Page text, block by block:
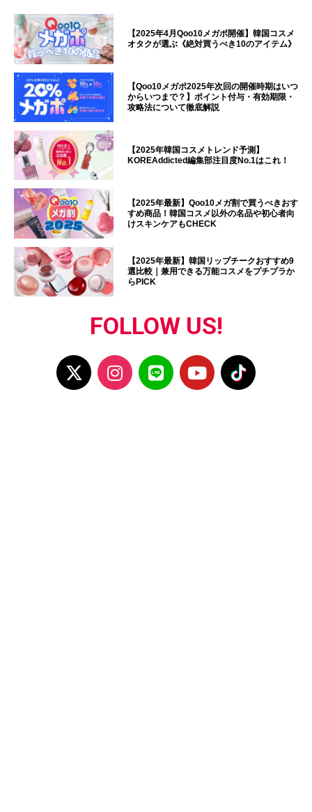
【2025年4月Qoo10メガポ開催】韓国コスメ
オタクが選ぶ《絶対買うべき10のアイテム》
【Qoo10メガポ2025年次回の開催時期はいつ
からいつまで？】ポイント付与・有効期限・
攻略法について徹底解説
【2025年韓国コスメトレンド予測】
KOREAddicted編集部注目度No.1はこれ！
【2025年最新】Qoo10メガ割で買うべきおす
すめ商品！韓国コスメ以外の名品や初心者向
けスキンケアもCHECK
【2025年最新】韓国リップチークおすすめ9
選比較｜兼用できる万能コスメをプチプラか
らPICK
FOLLOW US!